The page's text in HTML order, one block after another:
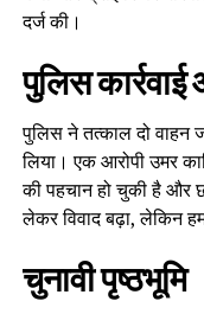
दर्ज की।
पुलिस
पुलिस ने तत्काल दो वाहन
लिया। एक आरोपी उमर
की पहचान हो चुकी है और
लेकर विवाद बढ़ा, लेकिन
चुनावी पृष्ठभूमि